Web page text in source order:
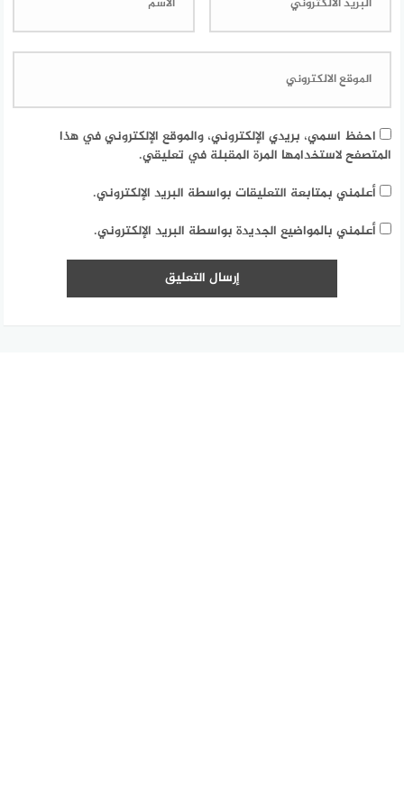
احفظ اسمي، بريدي الإلكتروني، والموقع الإلكتروني في هذا
المتصفح لاستخدامها المرة المقبلة في تعليقي.
أعلمني بمتابعة التعليقات بواسطة البريد الإلكتروني.
أعلمني بالمواضيع الجديدة بواسطة البريد الإلكتروني.